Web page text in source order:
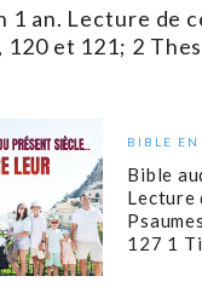
1 an. Lecture de
120 et 121; 2
BIBLE EN
Bible
Lecture
127 1